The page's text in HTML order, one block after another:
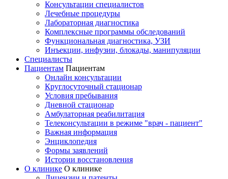
Консультации специалистов
Лечебные процедуры
Лабораторная диагностика
Комплексные программы обследований
Функциональная диагностика, УЗИ
Инъекции, инфузии, блокады, манипуляции
Специалисты
Пациентам Пациентам
Онлайн консультации
Круглосуточный стационар
Условия пребывания
Дневной стационар
Амбулаторная реабилитация
Телеконсультации в режиме "врач - пациент"
Важная информация
Энциклопедия
Формы заявлений
Истории восстановления
О клинике О клинике